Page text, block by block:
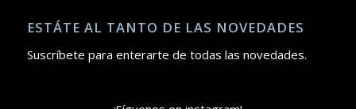
ESTÁTE AL TANTO DE LAS NOVEDADES
Suscríbete para enterarte de todas las novedades.